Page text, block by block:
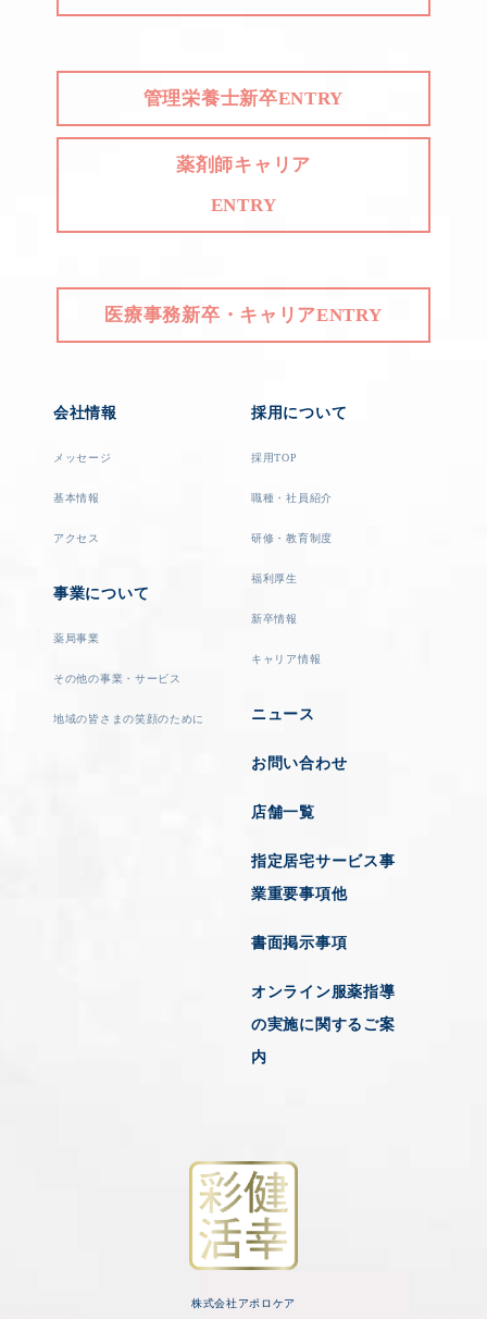
管理栄養士新卒ENTRY
薬剤師キャリア
ENTRY
医療事務新卒・キャリアENTRY
会社情報
メッセージ
基本情報
アクセス
事業について
薬局事業
その他の事業・サービス
地域の皆さまの笑顔のために
採用について
採用TOP
職種・社員紹介
研修・教育制度
福利厚生
新卒情報
キャリア情報
ニュース
お問い合わせ
店舗一覧
指定居宅サービス事
業重要事項他
書面掲示事項
オンライン服薬指導
の実施に関するご案
内
株式会社アポロケア